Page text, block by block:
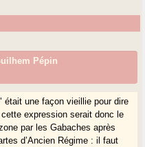
Pépin
était une façon vieillie pour dire
expression serait donc le
par les Gabaches après
d’Ancien Régime : il faut